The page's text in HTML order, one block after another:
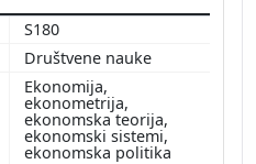
S180
Društvene nauke
Ekonomija,
ekonometrija,
ekonomska teorija,
ekonomski sistemi,
ekonomska politika